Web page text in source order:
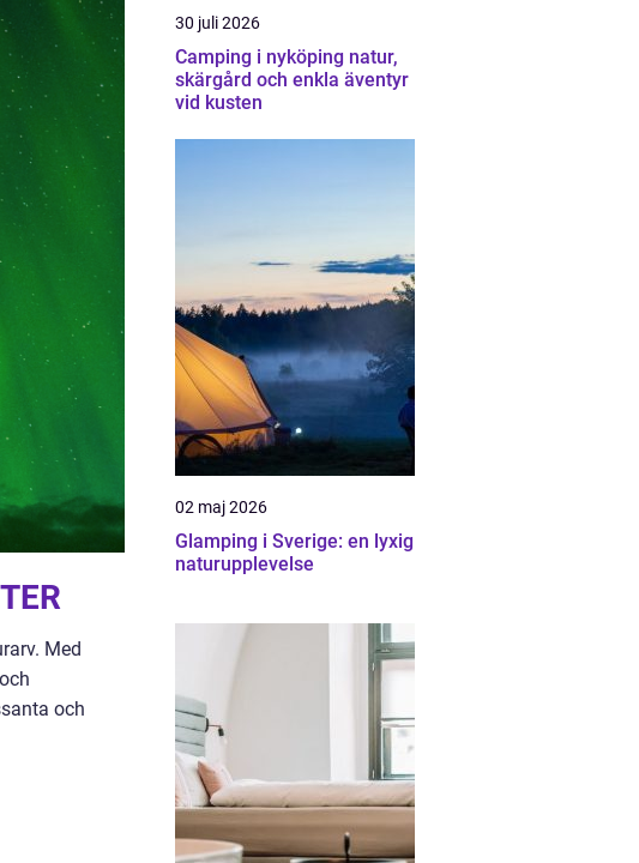
Med
och
30 juli 2026
Camping i nyköping natur,
skärgård och enkla äventyr
vid kusten
02 maj 2026
Glamping i Sverige: en lyxig
naturupplevelse